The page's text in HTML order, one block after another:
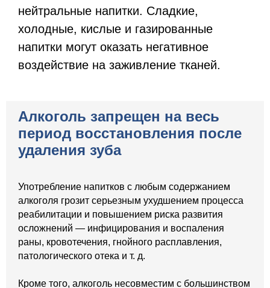
нейтральные напитки. Сладкие,
холодные, кислые и газированные
напитки могут оказать негативное
воздействие на заживление тканей.
Алкоголь запрещен на весь
период восстановления после
удаления зуба
Употребление напитков с любым содержанием
алкоголя грозит серьезным ухудшением процесса
реабилитации и повышением риска развития
осложнений — инфицирования и воспаления
раны, кровотечения, гнойного расплавления,
патологического отека и т. д.
Кроме того, алкоголь несовместим с большинством